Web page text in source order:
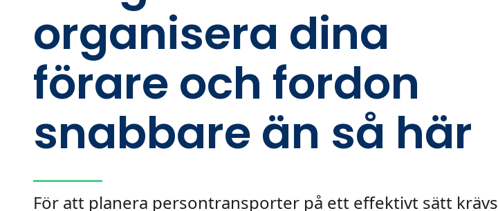
organisera dina
förare och fordon
snabbare än så här
För att planera persontransporter på ett effektivt sätt krävs